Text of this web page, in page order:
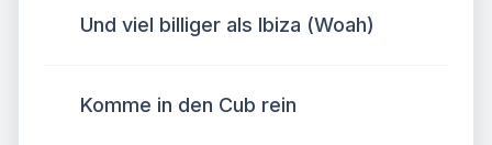
Und viel billiger als Ibiza (Woah)
Komme in den Cub rein